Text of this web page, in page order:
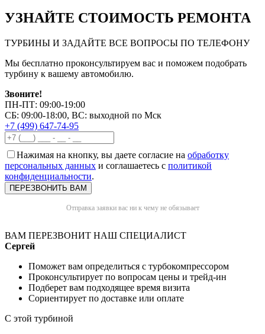
УЗНАЙТЕ СТОИМОСТЬ РЕМОНТА
ТУРБИНЫ И ЗАДАЙТЕ ВСЕ ВОПРОСЫ ПО ТЕЛЕФОНУ
Мы бесплатно проконсультируем вас и поможем подобрать
турбину к вашему автомобилю.
Звоните!
ПН-ПТ: 09:00-19:00
СБ: 09:00-18:00, ВС: выходной по Мск
+7 (499) 647-74-95
Нажимая на кнопку, вы даете согласие на обработку
персональных данных и соглашаетесь с политикой
конфиденциальности.
Отправка заявки вас ни к чему не обязывает
ВАМ ПЕРЕЗВОНИТ НАШ СПЕЦИАЛИСТ
Сергей
Поможет вам определиться с турбокомпрессором
Проконсультирует по вопросам цены и трейд-ин
Подберет вам подходящее время визита
Сориентирует по доставке или оплате
С этой турбиной